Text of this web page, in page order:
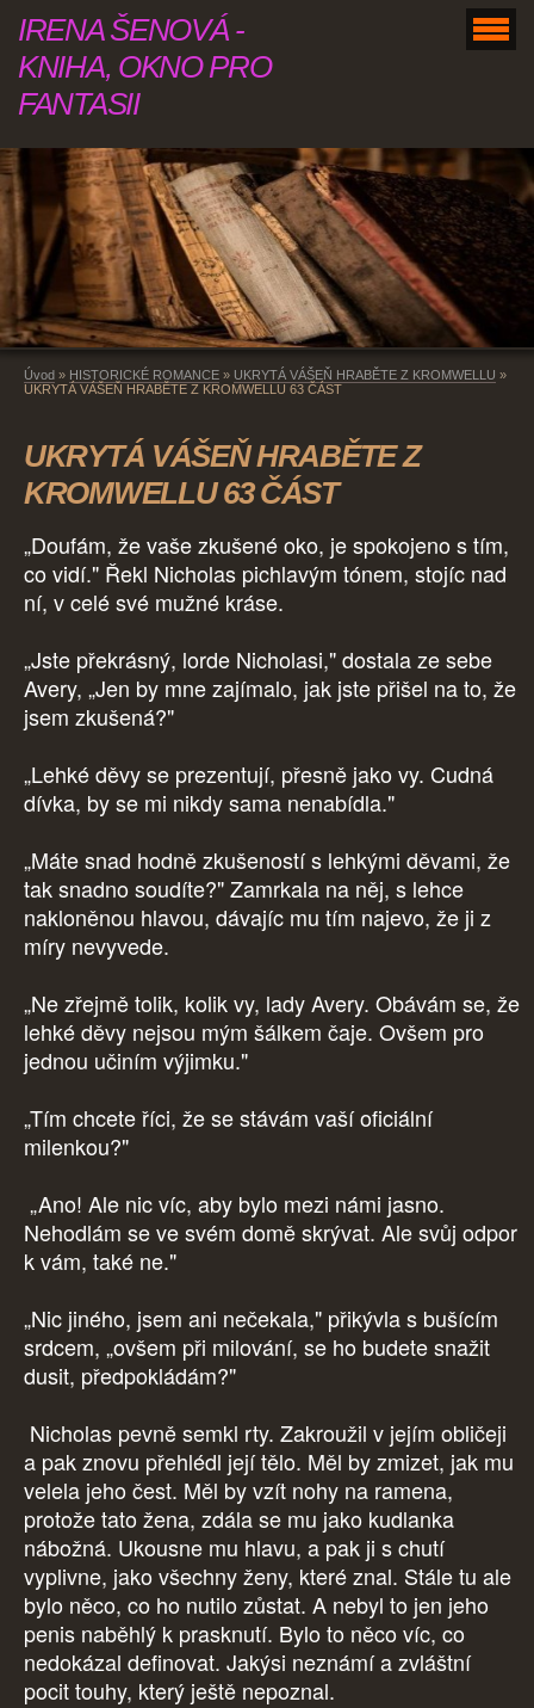
IRENA ŠENOVÁ -
KNIHA, OKNO PRO
FANTASII
Úvod » HISTORICKÉ ROMANCE » UKRYTÁ VÁŠEŇ HRABĚTE Z KROMWELLU »
UKRYTÁ VÁŠEŇ HRABĚTE Z KROMWELLU 63 ČÁST
UKRYTÁ VÁŠEŇ HRABĚTE Z
KROMWELLU 63 ČÁST
„Doufám, že vaše zkušené oko, je spokojeno s tím,
co vidí." Řekl Nicholas pichlavým tónem, stojíc nad
ní, v celé své mužné kráse.
„Jste překrásný, lorde Nicholasi," dostala ze sebe
Avery, „Jen by mne zajímalo, jak jste přišel na to, že
jsem zkušená?"
„Lehké děvy se prezentují, přesně jako vy. Cudná
dívka, by se mi nikdy sama nenabídla."
„Máte snad hodně zkušeností s lehkými děvami, že
tak snadno soudíte?" Zamrkala na něj, s lehce
nakloněnou hlavou, dávajíc mu tím najevo, že ji z
míry nevyvede.
„Ne zřejmě tolik, kolik vy, lady Avery. Obávám se, že
lehké děvy nejsou mým šálkem čaje. Ovšem pro
jednou učiním výjimku."
„Tím chcete říci, že se stávám vaší oficiální
milenkou?"
„Ano! Ale nic víc, aby bylo mezi námi jasno.
Nehodlám se ve svém domě skrývat. Ale svůj odpor
k vám, také ne."
„Nic jiného, jsem ani nečekala," přikývla s bušícím
srdcem, „ovšem při milování, se ho budete snažit
dusit, předpokládám?"
Nicholas pevně semkl rty. Zakroužil v jejím obličeji
a pak znovu přehlédl její tělo. Měl by zmizet, jak mu
velela jeho čest. Měl by vzít nohy na ramena,
protože tato žena, zdála se mu jako kudlanka
nábožná. Ukousne mu hlavu, a pak ji s chutí
vyplivne, jako všechny ženy, které znal. Stále tu ale
bylo něco, co ho nutilo zůstat. A nebyl to jen jeho
penis naběhlý k prasknutí. Bylo to něco víc, co
nedokázal definovat. Jakýsi neznámí a zvláštní
pocit touhy, který ještě nepoznal.